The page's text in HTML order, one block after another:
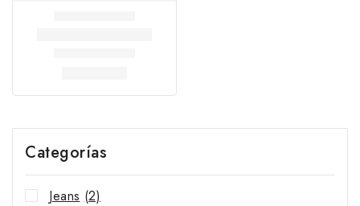
Categorías
Jeans (2)